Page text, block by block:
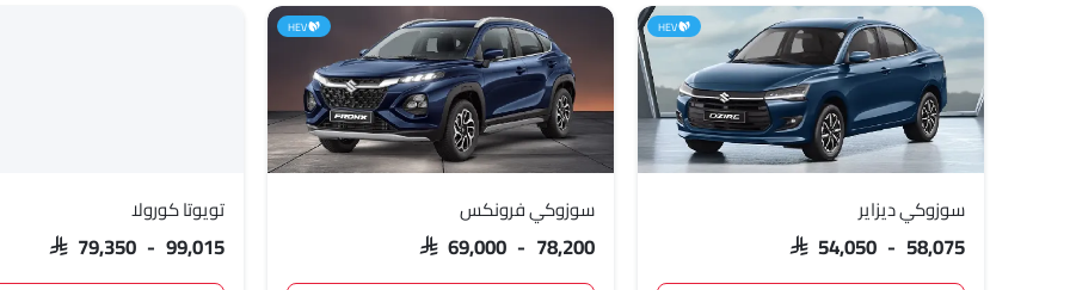
HEV
سوزوكي ديزاير
SAR 54,050 - 58,075
HEV
سوزوكي فرونكس
SAR 69,000 - 78,200
تويوتا كورولا
SAR 79,350 - 99,015